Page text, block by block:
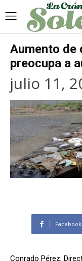
Aumento de
preocupa a
julio 11,
Facebook
Conrado Pérez,